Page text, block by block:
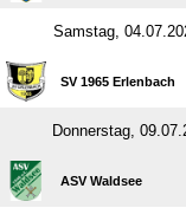
Samstag,
SV 1965 Erlenbach
Donnerstag,
ASV Waldsee